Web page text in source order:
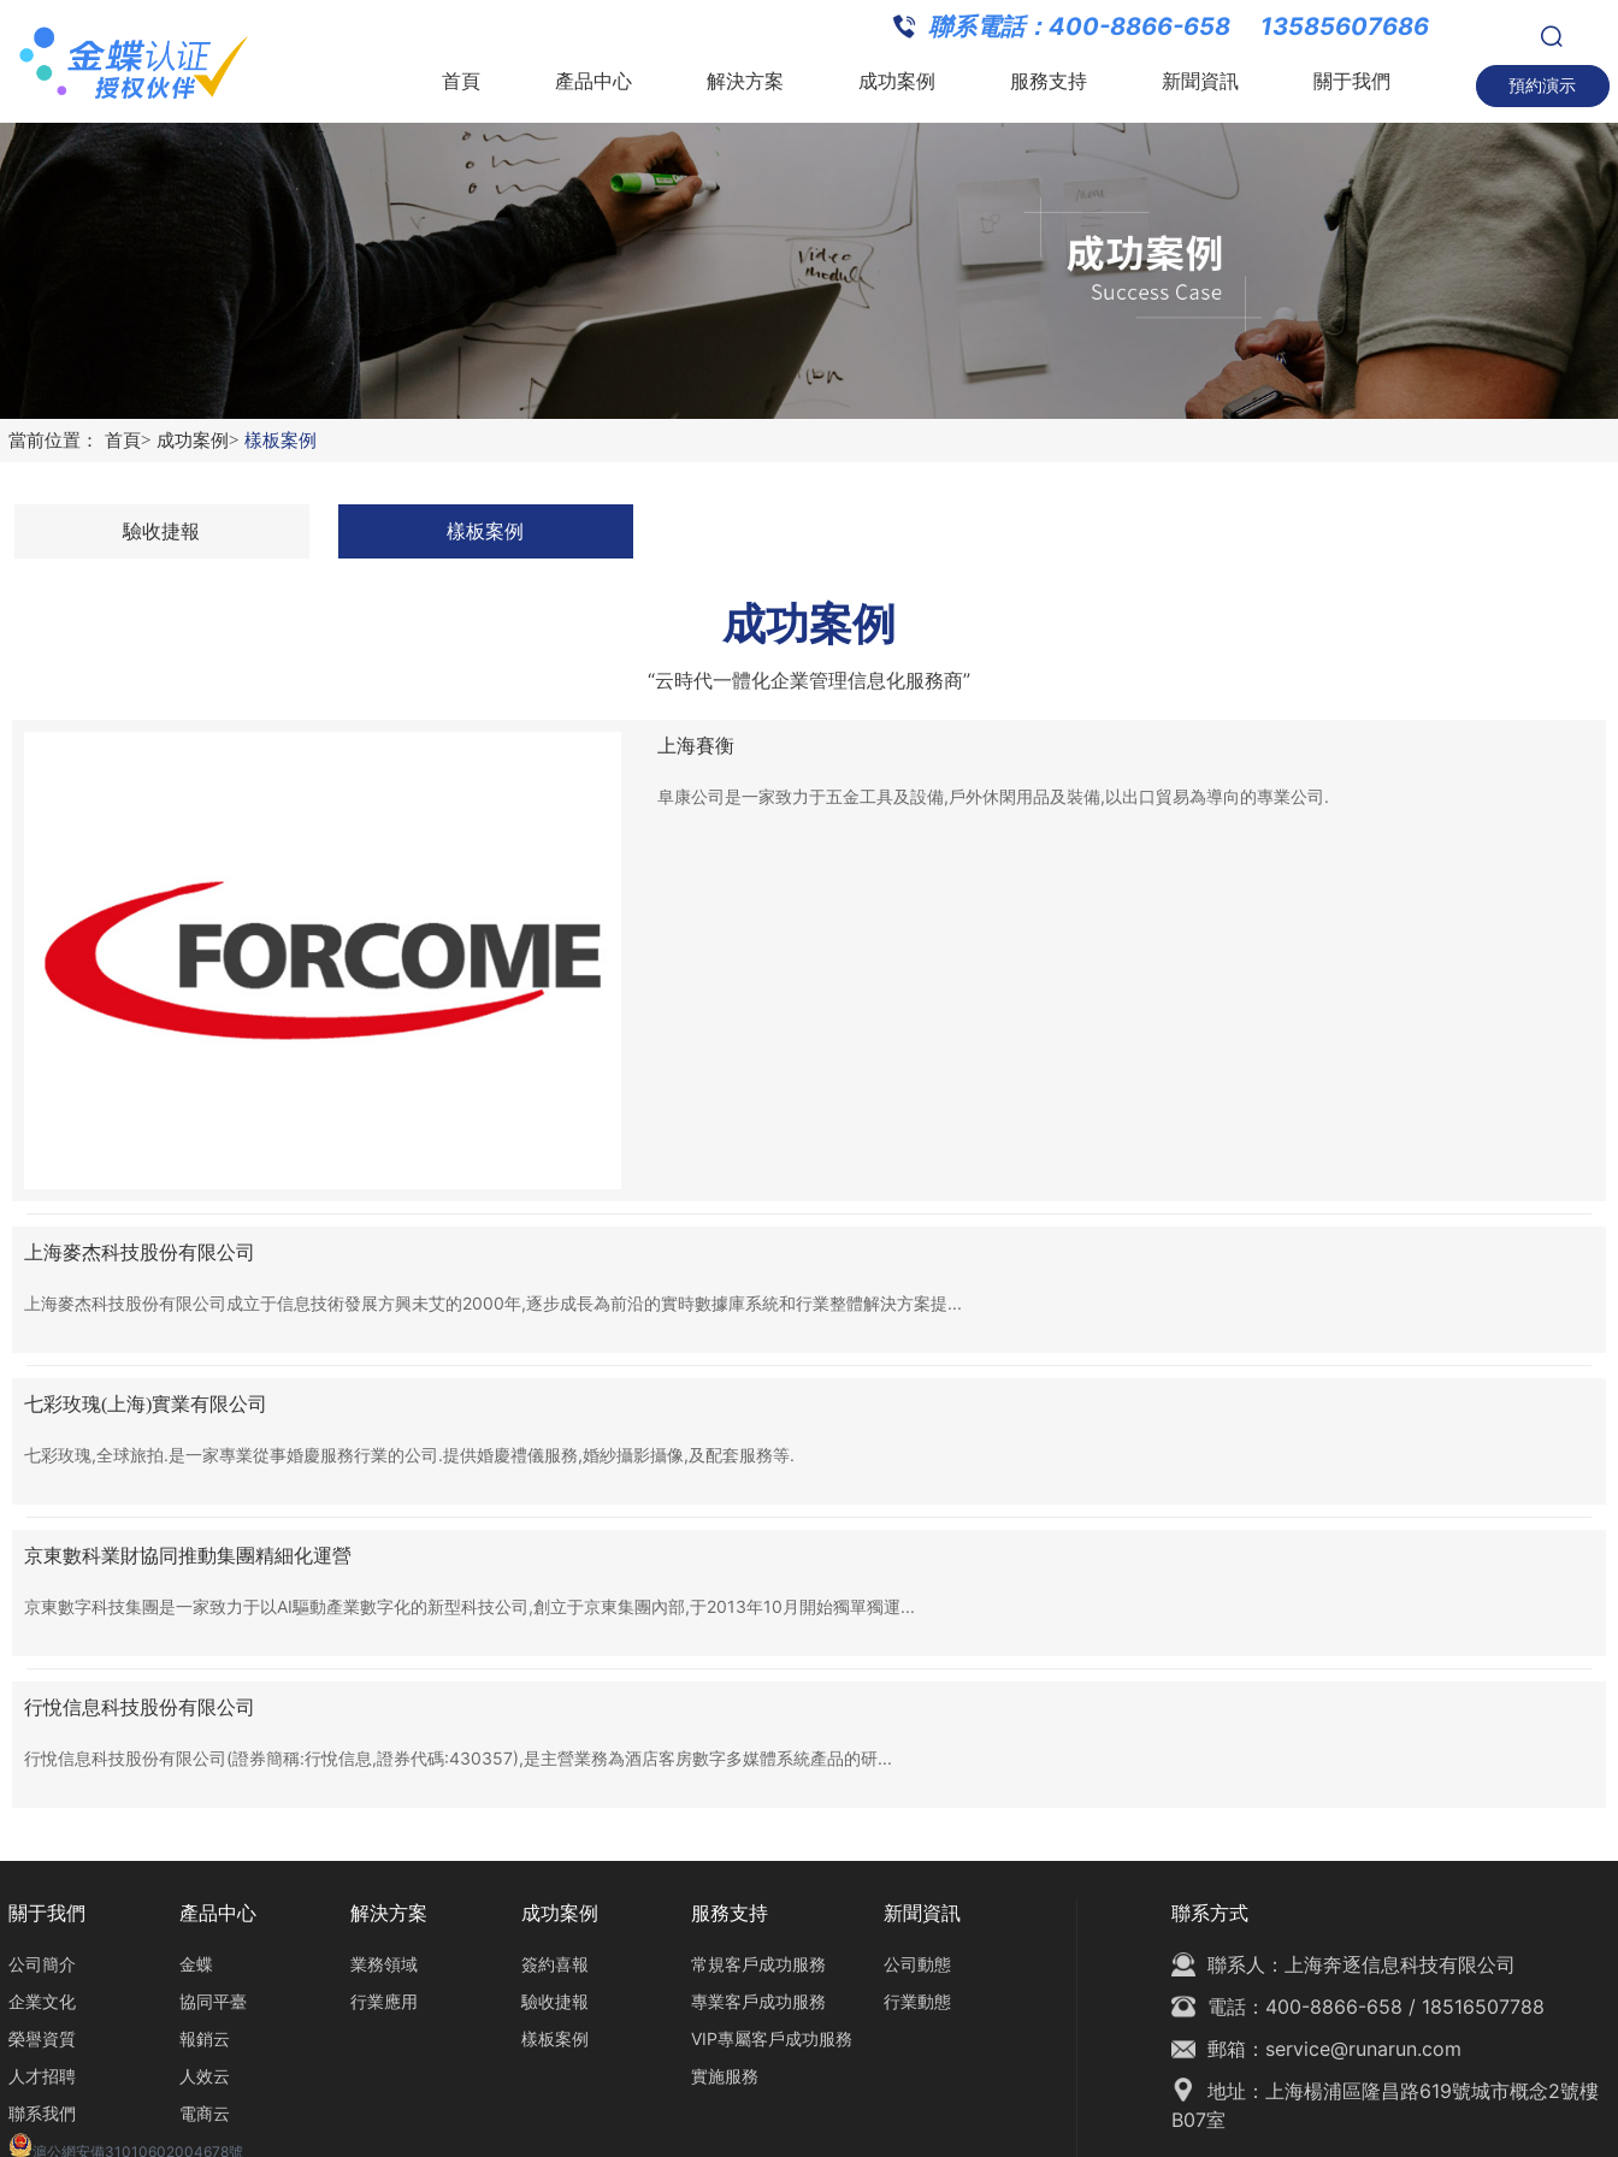
聯系電話： 400-8866-658 13585607686
首頁 產品中心 解決方案 成功案例 服務支持 新聞資訊 關于我們 預約演示
當前位置： 首頁> 成功案例> 樣板案例
驗收捷報 樣板案例
成功案例
“云時代一體化企業管理信息化服務商”
上海賽衡
阜康公司是一家致力于五金工具及設備,戶外休閑用品及裝備,以出口貿易為導向的專業公司.
上海麥杰科技股份有限公司
上海麥杰科技股份有限公司成立于信息技術發展方興未艾的2000年,逐步成長為前沿的實時數據庫系統和行業整體解決方案提...
七彩玫瑰(上海)實業有限公司
七彩玫瑰,全球旅拍.是一家專業從事婚慶服務行業的公司.提供婚慶禮儀服務,婚紗攝影攝像,及配套服務等.
京東數科業財協同推動集團精細化運營
京東數字科技集團是一家致力于以AI驅動產業數字化的新型科技公司,創立于京東集團內部,于2013年10月開始獨單獨運...
行悅信息科技股份有限公司
行悅信息科技股份有限公司(證券簡稱:行悅信息,證券代碼:430357),是主營業務為酒店客房數字多媒體系統產品的研...
關于我們 產品中心 解決方案 成功案例 服務支持 新聞資訊
公司簡介
企業文化
榮譽資質
人才招聘
聯系我們
金蝶
協同平臺
報銷云
人效云
電商云
業務領域
行業應用
簽約喜報
驗收捷報
樣板案例
常規客戶成功服務
專業客戶成功服務
VIP專屬客戶成功服務
實施服務
公司動態
行業動態
滬公網安備31010602004678號
聯系方式
聯系人：上海奔逐信息科技有限公司
電話： 400-8866-658 / 18516507788
郵箱： service@runarun.com
地址：上海楊浦區隆昌路619號城市概念2號樓
B07室